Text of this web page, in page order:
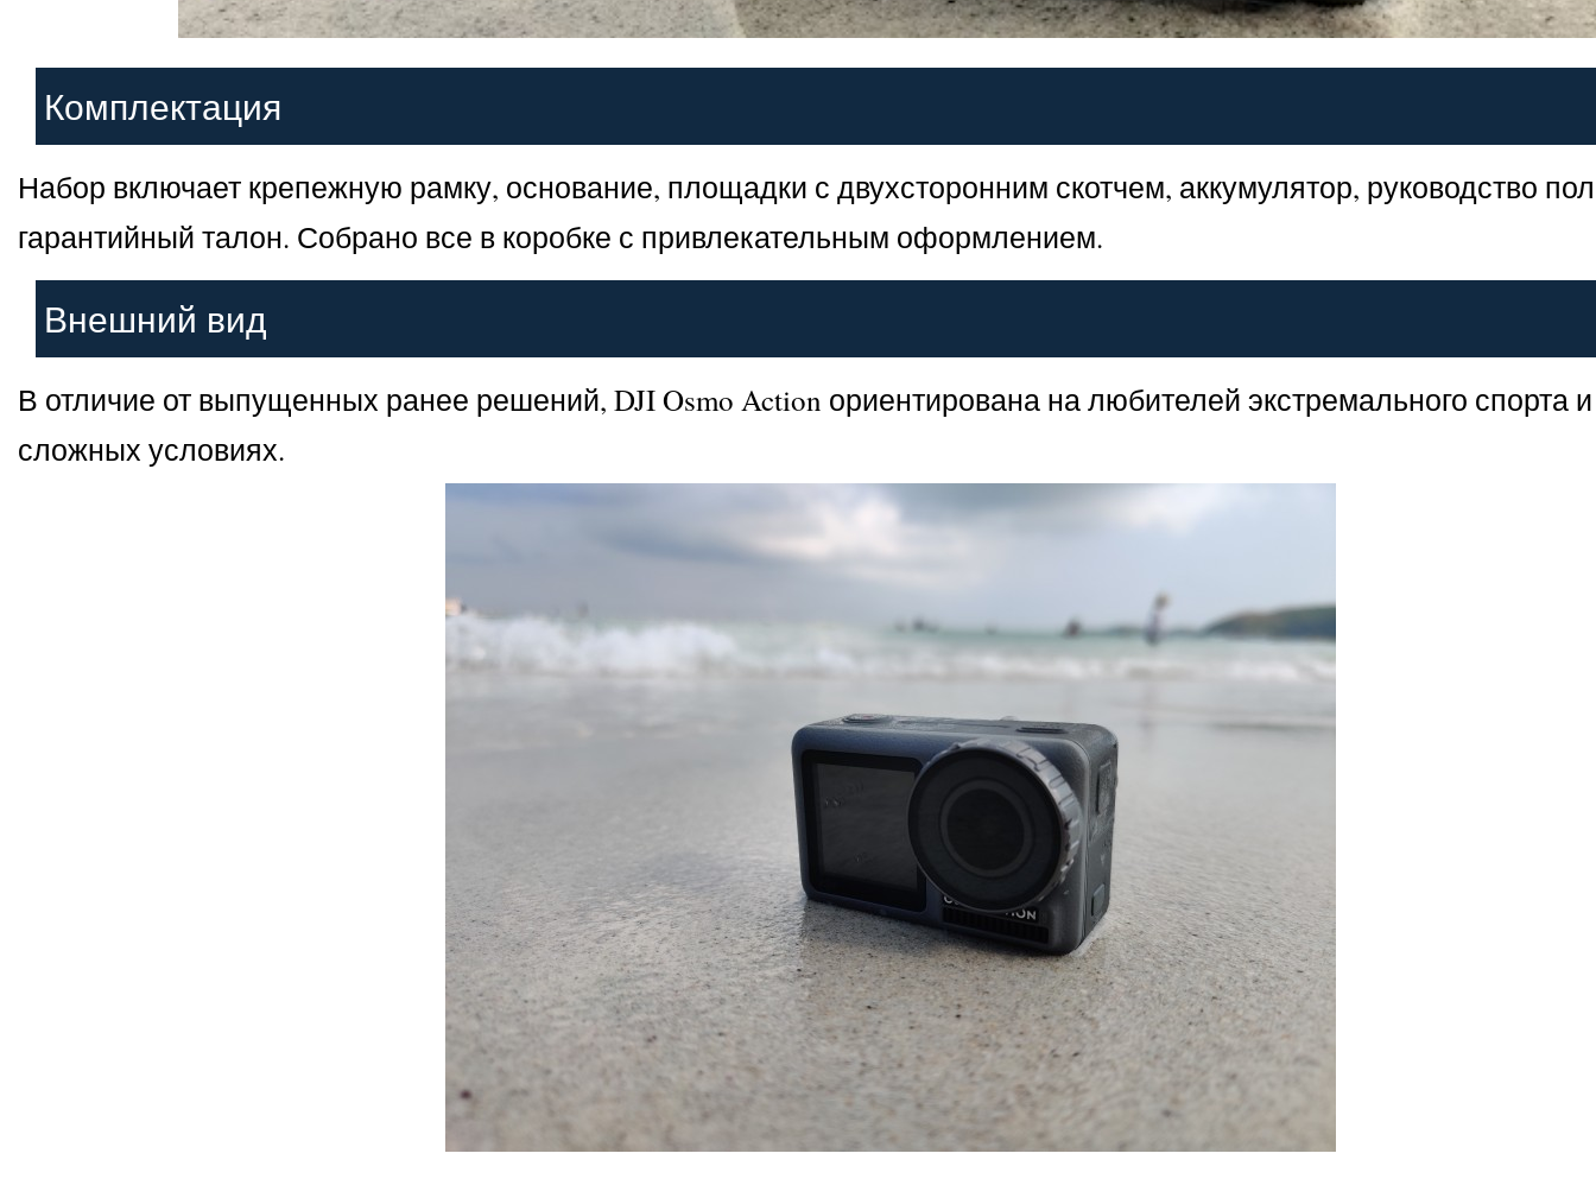
Комплектация
Набор включает крепежную рамку, основание, площадки с двухсторонним скотчем, аккумулятор, руководство
гарантийный талон. Собрано все в коробке с привлекательным оформлением.
Внешний вид
В отличие от выпущенных ранее решений, DJI Osmo Action ориентирована на любителей экстремального спорта
сложных условиях.